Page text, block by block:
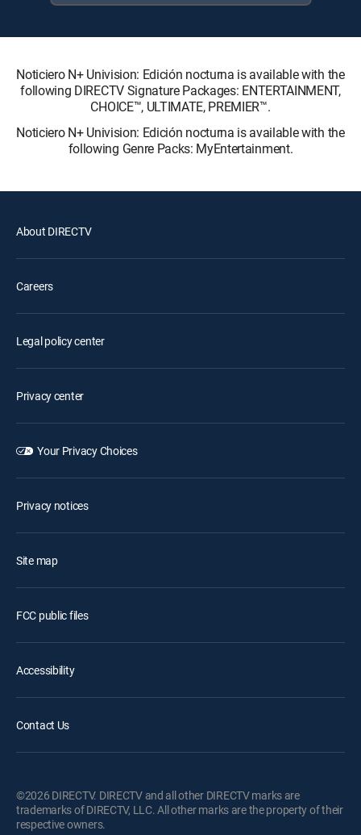
Noticiero N+ Univision: Edición nocturna is available with the
following DIRECTV Signature Packages: ENTERTAINMENT,
CHOICE™, ULTIMATE, PREMIER™.
Noticiero N+ Univision: Edición nocturna is available with the
following Genre Packs: MyEntertainment.
About DIRECTV
Careers
Legal policy center
Privacy center
Your Privacy Choices
Privacy notices
Site map
FCC public files
Accessibility
Contact Us
©2026 DIRECTV. DIRECTV and all other DIRECTV marks are
trademarks of DIRECTV, LLC. All other marks are the property of their
respective owners.